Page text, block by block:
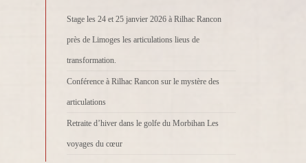
Stage les 24 et 25 janvier 2026 à Rilhac Rancon
près de Limoges les articulations lieus de
transformation.
Conférence à Rilhac Rancon sur le mystère des
articulations
Retraite d’hiver dans le golfe du Morbihan Les
voyages du cœur